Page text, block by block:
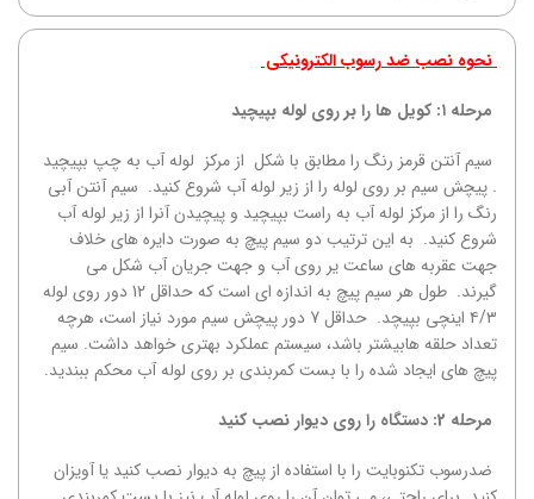
نحوه نصب ضد رسوب الکترونیکی
مرحله ۱: کویل ها را بر روی لوله بپیچید
سیم آنتن قرمز رنگ را مطابق با شکل از مرکز لوله آب به چپ بپیچید
. پیچش سیم بر روی لوله را از زیر لوله آب شروع کنید. سیم آنتن آبی
رنگ را از مرکز لوله آب به راست بپیچید و پیچیدن آنرا از زیر لوله آب
شروع کنید. به این ترتیب دو سیم پیچ به صورت دایره های خلاف
جهت عقربه های ساعت یر روی آب و جهت جریان آب شکل می
گیرند. طول هر سیم پیچ به اندازه ای است که حداقل 12 دور روی لوله
۴/۳ اینچی بپیچد. حداقل 7 دور پیچش سیم مورد نیاز است، هرچه
تعداد حلقه هابیشتر باشد، سیستم عملکرد بهتری خواهد داشت. سیم
پیچ های ایجاد شده را با بست کمربندی بر روی لوله آب محکم ببندید.
مرحله 2: دستگاه را روی دیوار نصب کنید
ضدرسوب تکنوبایت را با استفاده از پیچ به دیوار نصب کنید یا آویزان